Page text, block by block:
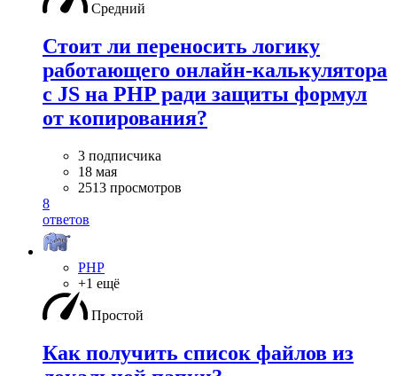
Средний
Стоит ли переносить логику
работающего онлайн-калькулятора
с JS на PHP ради защиты формул
от копирования?
3 подписчика
18 мая
2513 просмотров
8
ответов
PHP
+1 ещё
Простой
Как получить список файлов из